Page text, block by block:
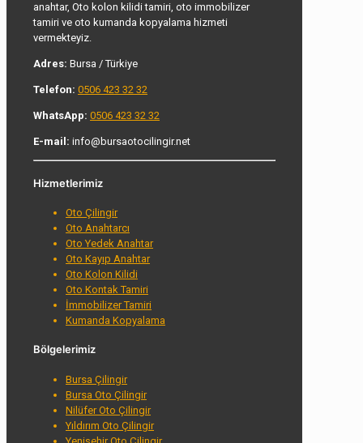
anahtar, Oto kolon kilidi tamiri, oto immobilizer
tamiri ve oto kumanda kopyalama hizmeti
vermekteyiz.
Adres: Bursa / Türkiye
Telefon: 0506 423 32 32
WhatsApp: 0506 423 32 32
E-mail: info@bursaotocilingir.net
Hizmetlerimiz
Oto Çilingir
Oto Anahtarcı
Oto Yedek Anahtar
Oto Kayıp Anahtar
Oto Kolon Kilidi
Oto Kontak Tamiri
İmmobilizer Tamiri
Kumanda Kopyalama
Bölgelerimiz
Bursa Çilingir
Bursa Oto Çilingir
Nilüfer Oto Çilingir
Yıldırım Oto Çilingir
Yenişehir Oto Çilingir